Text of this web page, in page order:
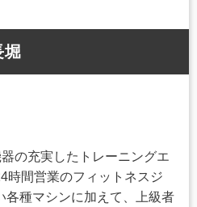
堀
の充実したトレーニングエ
時間営業のフィットネスジ
各種マシンに加えて、上級者